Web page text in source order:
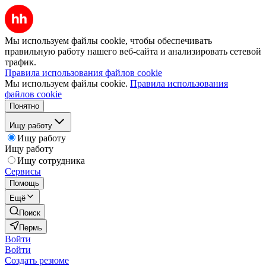
Мы используем файлы cookie, чтобы обеспечивать
правильную работу нашего веб-сайта и анализировать сетевой
трафик.
Правила использования файлов cookie
Мы используем файлы cookie. Правила использования
файлов cookie
Понятно
Ищу работу
Ищу работу
Ищу работу
Ищу сотрудника
Сервисы
Помощь
Ещё
Поиск
Пермь
Войти
Войти
Создать резюме